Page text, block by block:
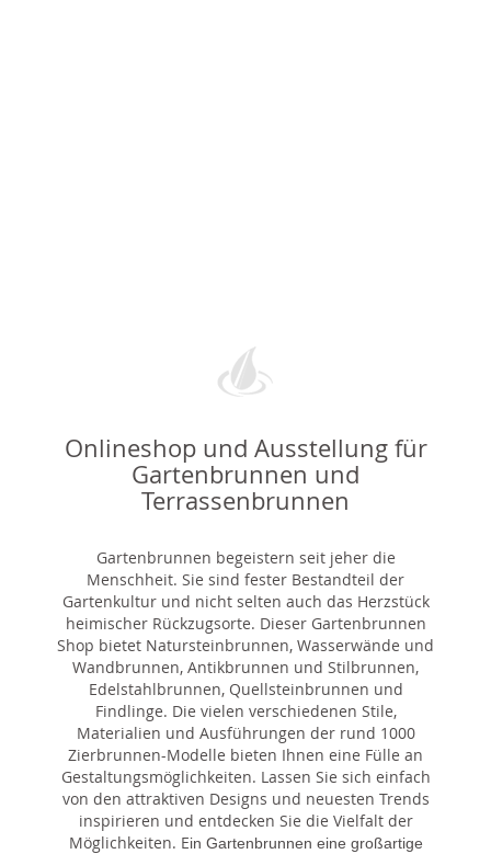
Onlineshop und Ausstellung für
Gartenbrunnen und
Terrassenbrunnen
Gartenbrunnen begeistern seit jeher die
Menschheit. Sie sind fester Bestandteil der
Gartenkultur und nicht selten auch das Herzstück
heimischer Rückzugsorte. Dieser Gartenbrunnen
Shop bietet Natursteinbrunnen, Wasserwände und
Wandbrunnen, Antikbrunnen und Stilbrunnen,
Edelstahlbrunnen, Quellsteinbrunnen und
Findlinge. Die vielen verschiedenen Stile,
Materialien und Ausführungen der rund 1000
Zierbrunnen-Modelle bieten Ihnen eine Fülle an
Gestaltungsmöglichkeiten. Lassen Sie sich einfach
von den attraktiven Designs und neuesten Trends
inspirieren und entdecken Sie die Vielfalt der
Möglichkeiten. Ein Gartenbrunnen eine großartige